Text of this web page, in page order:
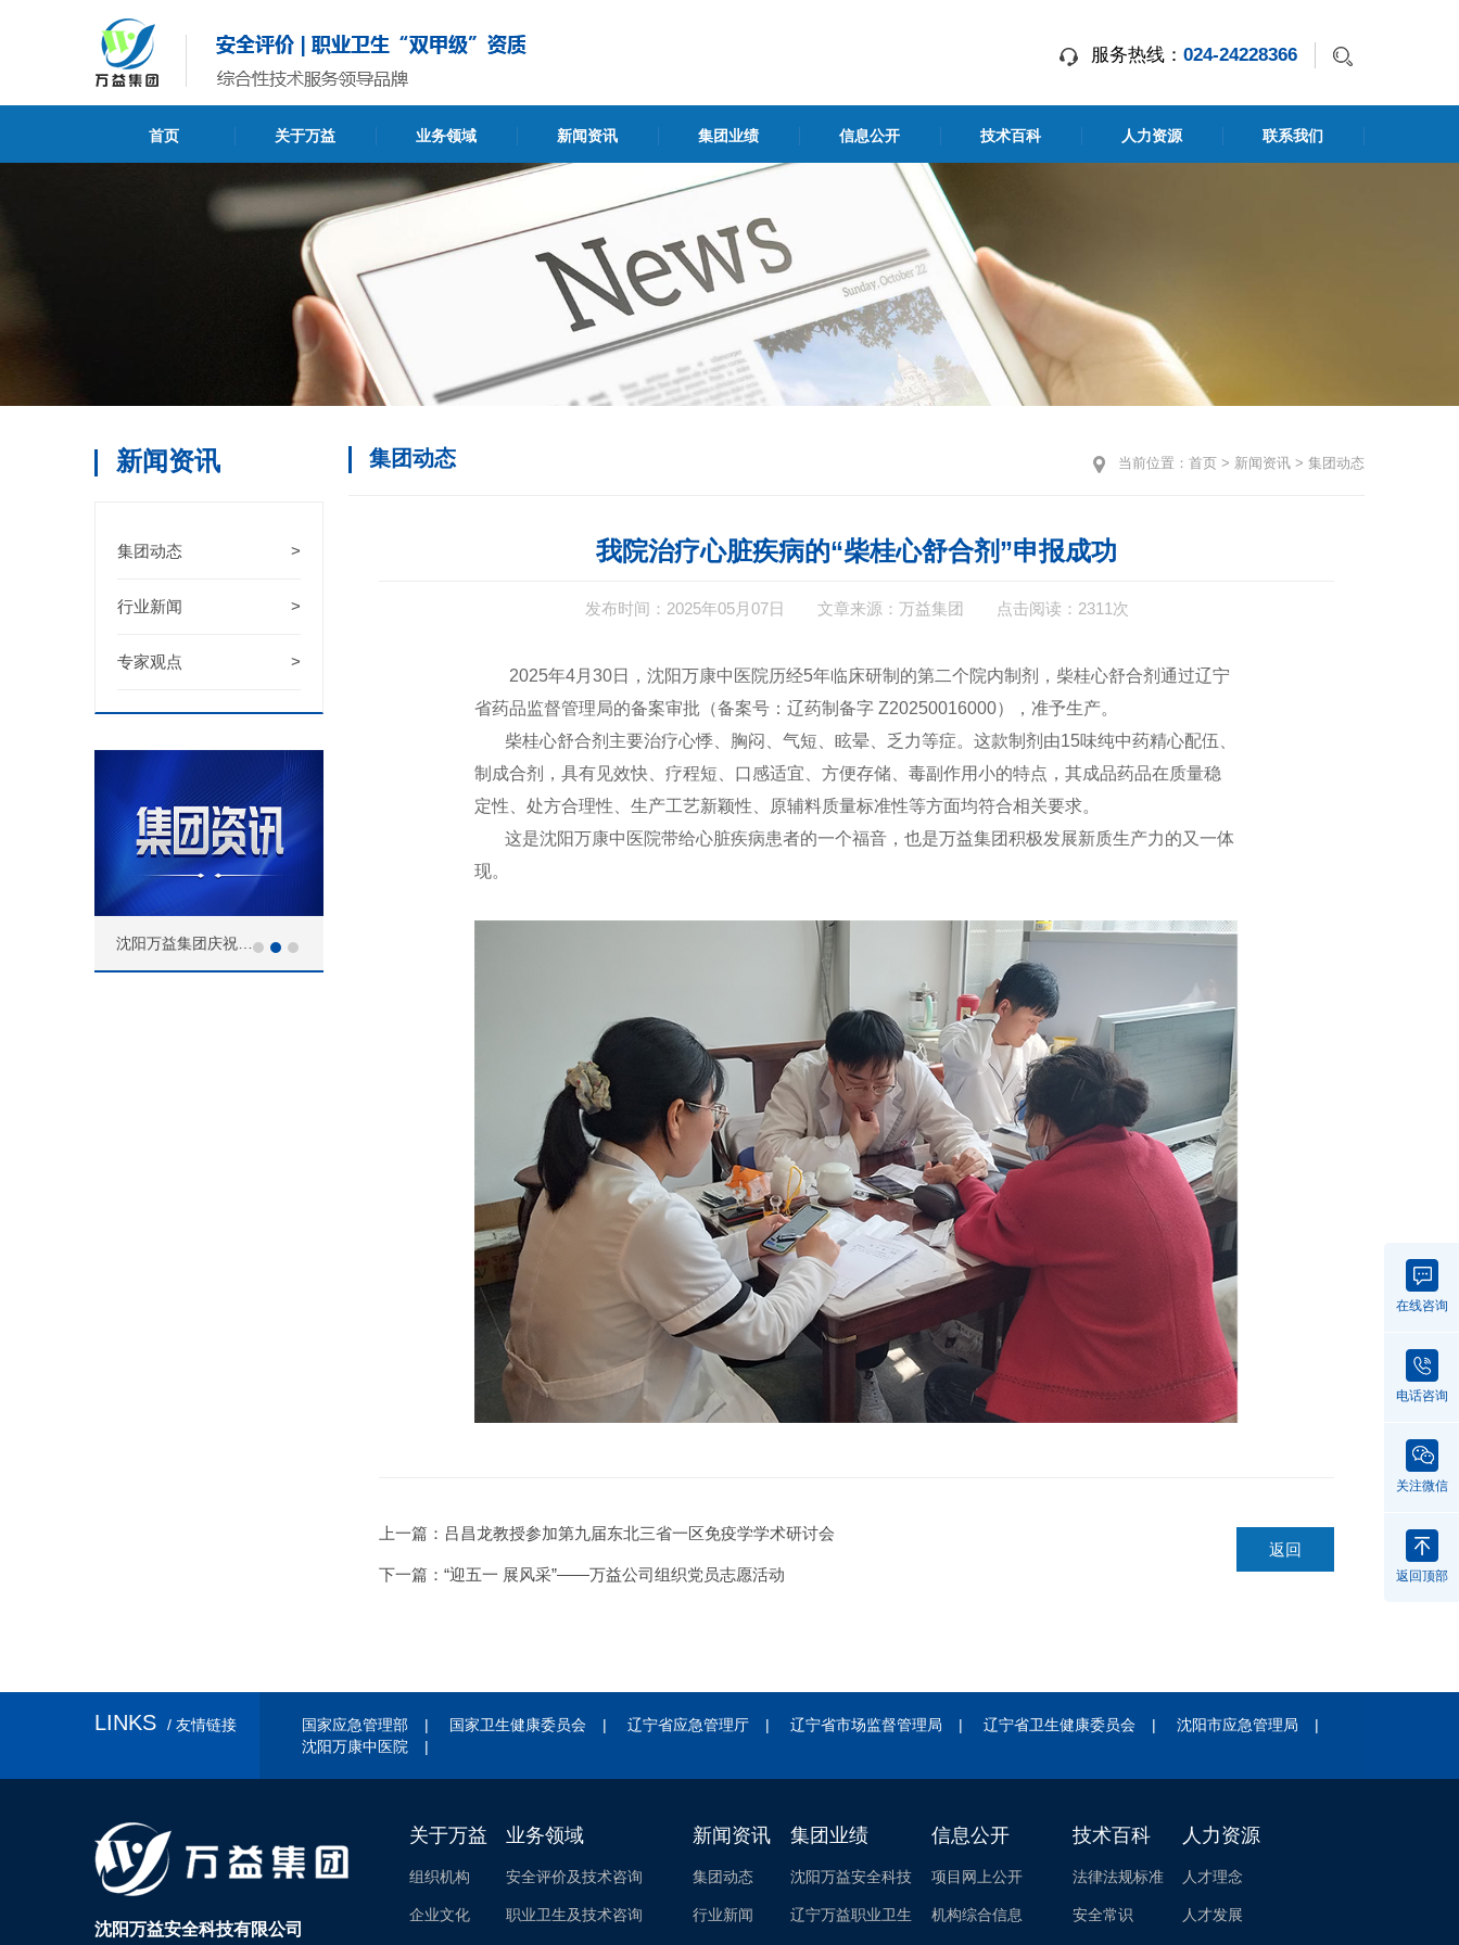
服务热线： 024-24228366
首页 关于万益 业务领域 新闻资讯 集团业绩 信息公开 技术百科 人力资源 联系我们
新闻资讯
集团动态 >
行业新闻 >
专家观点 >
沈阳万康中医院赴辽宁中医药大学附属医院学习互联网医院建设工作
集团动态 当前位置： 首页 > 新闻资讯 > 集团动态
我院治疗心脏疾病的“柴桂心舒合剂”申报成功
发布时间：2025年05月07日 文章来源：万益集团 点击阅读：2311次
2025年4月30日，沈阳万康中医院历经5年临床研制的第二个院内制剂，柴桂心舒合剂通过辽宁
省药品监督管理局的备案审批（备案号：辽药制备字Z20250016000），准予生产。
柴桂心舒合剂主要治疗心悸、胸闷、气短、眩晕、乏力等症。这款制剂由15味纯中药精心配伍、
制成合剂，具有见效快、疗程短、口感适宜、方便存储、毒副作用小的特点，其成品药品在质量稳
定性、处方合理性、生产工艺新颖性、原辅料质量标准性等方面均符合相关要求。
这是沈阳万康中医院带给心脏疾病患者的一个福音，也是万益集团积极发展新质生产力的又一体
现。
上一篇 ：吕昌龙教授参加第九届东北三省一区免疫学学术研讨会
下一篇 ：“迎五一 展风采”——万益公司组织党员志愿活动
返回
LINKS / 友情链接 国家应急管理部 | 国家卫生健康委员会 | 辽宁省应急管理厅 | 辽宁省市场监督管理局 | 辽宁省卫生健康委员会 | 沈阳市应急管理局
|
沈阳万康中医院
|
沈阳万益安全科技有限公司
关于万益
组织机构
企业文化
业务领域
安全评价及技术咨询
职业卫生及技术咨询
新闻资讯
集团动态
行业新闻
集团业绩
沈阳万益安全科技
辽宁万益职业卫生
信息公开
项目网上公开
机构综合信息
技术百科
法律法规标准
安全常识
人力资源
人才理念
人才发展
在线咨询
电话咨询
关注微信
返回顶部